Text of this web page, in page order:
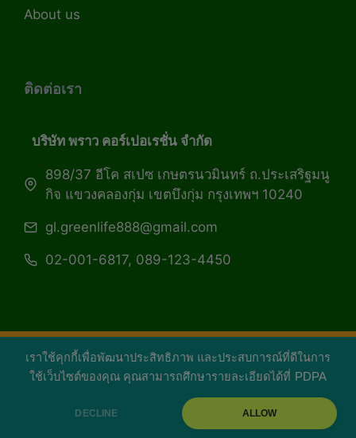
เราใช้คุกกี้เพื่อพัฒนาประสิทธิภาพ และประสบการณ์ที่ดีในการ
ใช้เว็บไซต์ของคุณ คุณสามารถศึกษารายละเอียดได้ที่ PDPA
DECLINE ALLOW
About us
ติดต่อเรา
บริษัท พราว คอร์เปอเรชั่น จำกัด
898/37 อีโค สเปซ เกษตรนวมินทร์ ถ.ประเสริฐมนู
กิจ แขวงคลองกุ่ม เขตบึงกุ่ม กรุงเทพฯ 10240
gl.greenlife888@gmail.com
02-001-6817, 089-123-4450
Copyright 2026 — Green Life Plus mag | กรีน
ไลฟ์พลัส หนังสือมีชีวิต
facebookyoutube